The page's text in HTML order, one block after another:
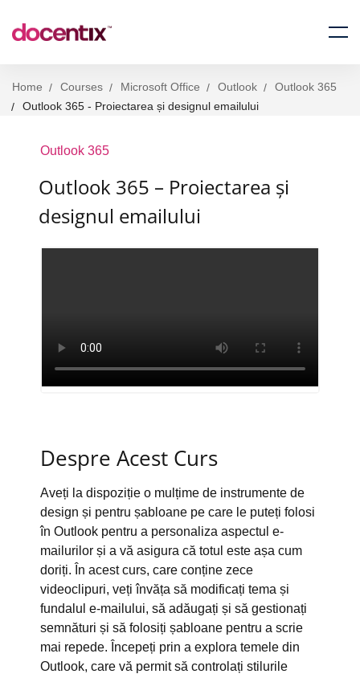
Home Courses Microsoft Office Outlook
Outlook 365
Outlook 365 - Proiectarea și designul emailului
Outlook 365
Outlook 365 – Proiectarea și
designul emailului
Despre Acest Curs
Aveți la dispoziție o mulțime de instrumente de
design și pentru șabloane pe care le puteți folosi
în Outlook pentru a personaliza aspectul e-
mailurilor și a vă asigura că totul este așa cum
doriți. În acest curs, care conține zece
videoclipuri, veți învăța să modificați tema și
fundalul e-mailului, să adăugați și să gestionați
semnături și să folosiți șabloane pentru a scrie
mai repede. Începeți prin a explora temele din
Outlook, care vă permit să controlați stilurile